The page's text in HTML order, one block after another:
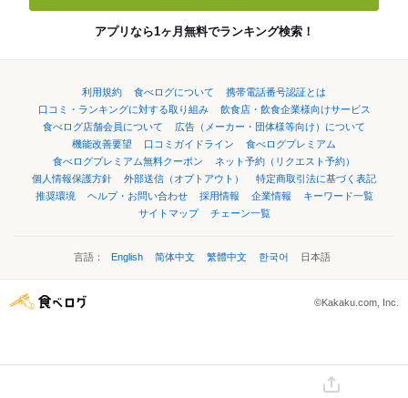
アプリなら1ヶ月無料でランキング検索！
利用規約 食べログについて
携帯電話番号認証とは
口コミ・ランキングに対する取り組み
飲食店・飲食企業様向けサービス
食べログ店舗会員について
広告（メーカー・団体様等向け）について
機能改善要望
口コミガイドライン
食べログプレミアム
食べログプレミアム無料クーポン
ネット予約（リクエスト予約）
個人情報保護方針
外部送信（オプトアウト）
特定商取引法に基づく表記
推奨環境
ヘルプ・お問い合わせ 採用情報 企業情報
キーワード一覧
サイトマップ
チェーン一覧
言語： English 简体中文 繁體中文 한국어 日本語
©Kakaku.com, Inc.